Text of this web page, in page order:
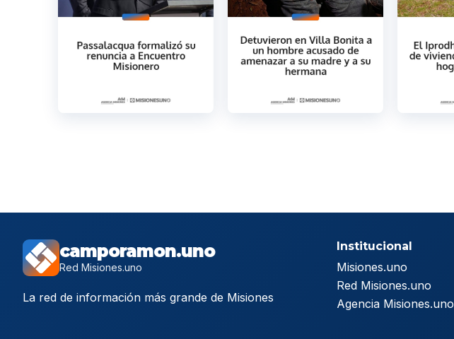
camporamon.uno
Red Misiones.uno
La red de información más grande de Misiones
Institucional
Misiones.uno
Red Misiones.uno
Agencia Misiones.uno